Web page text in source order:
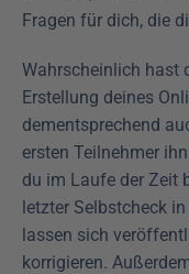
Fragen für dich, die
Wahrscheinlich hast
Erstellung deines
dementsprechend
ersten Teilnehmer
du im Laufe der Zeit
letzter Selbstcheck
lassen sich
korrigieren.